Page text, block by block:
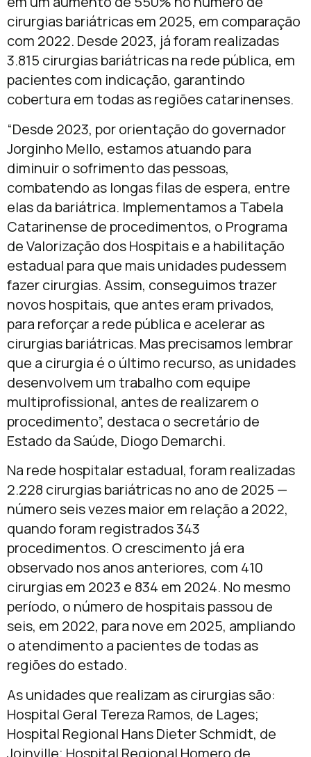
cirurgias bariátricas em 2025, em comparação
com 2022. Desde 2023, já foram realizadas
3.815 cirurgias bariátricas na rede pública, em
pacientes com indicação, garantindo
cobertura em todas as regiões catarinenses.
“Desde 2023, por orientação do governador
Jorginho Mello, estamos atuando para
diminuir o sofrimento das pessoas,
combatendo as longas filas de espera, entre
elas da bariátrica. Implementamos a Tabela
Catarinense de procedimentos, o Programa
de Valorização dos Hospitais e a habilitação
estadual para que mais unidades pudessem
fazer cirurgias. Assim, conseguimos trazer
novos hospitais, que antes eram privados,
para reforçar a rede pública e acelerar as
cirurgias bariátricas. Mas precisamos lembrar
que a cirurgia é o último recurso, as unidades
desenvolvem um trabalho com equipe
multiprofissional, antes de realizarem o
procedimento”, destaca o secretário de
Estado da Saúde, Diogo Demarchi.
Na rede hospitalar estadual, foram realizadas
2.228 cirurgias bariátricas no ano de 2025 —
número seis vezes maior em relação a 2022,
quando foram registrados 343
procedimentos. O crescimento já era
observado nos anos anteriores, com 410
cirurgias em 2023 e 834 em 2024. No mesmo
período, o número de hospitais passou de
seis, em 2022, para nove em 2025, ampliando
o atendimento a pacientes de todas as
regiões do estado.
As unidades que realizam as cirurgias são:
Hospital Geral Tereza Ramos, de Lages;
Hospital Regional Hans Dieter Schmidt, de
Joinville; Hospital Regional Homero de